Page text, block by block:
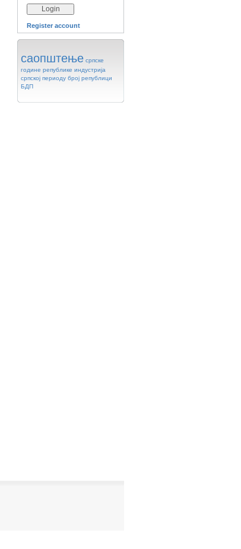
Register account
саопштење српске
године републике индустрија
српској периоду број републици
БДП